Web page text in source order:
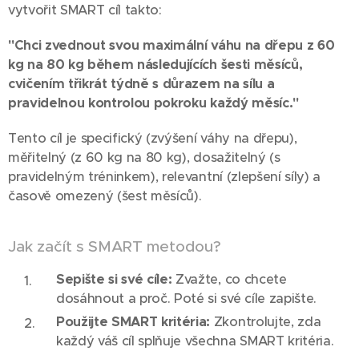
vytvořit SMART cíl takto:
"Chci zvednout svou maximální váhu na dřepu z 60
kg na 80 kg během následujících šesti měsíců,
cvičením třikrát týdně s důrazem na sílu a
pravidelnou kontrolou pokroku každý měsíc."
Tento cíl je specifický (zvýšení váhy na dřepu),
měřitelný (z 60 kg na 80 kg), dosažitelný (s
pravidelným tréninkem), relevantní (zlepšení síly) a
časově omezený (šest měsíců).
Jak začít s SMART metodou?
Sepište si své cíle: Zvažte, co chcete
dosáhnout a proč. Poté si své cíle zapište.
Použijte SMART kritéria: Zkontrolujte, zda
každý váš cíl splňuje všechna SMART kritéria.